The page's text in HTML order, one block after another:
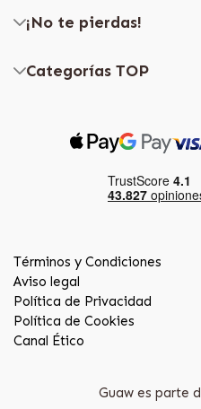
¡No te pierdas!
Categorías TOP
Términos y Condiciones
Aviso legal
Política de Privacidad
Política de Cookies
Canal Ético
Guaw es parte